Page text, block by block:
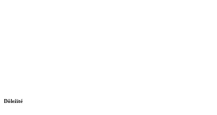
Dôležité